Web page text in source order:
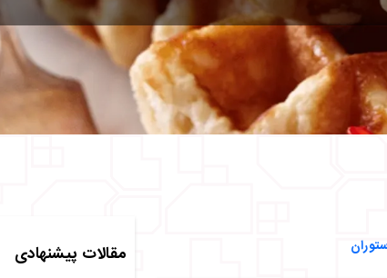
مقالات پیشنهادی